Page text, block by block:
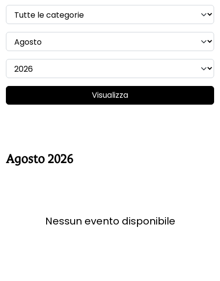
Visualizza
Agosto 2026
Nessun evento disponibile